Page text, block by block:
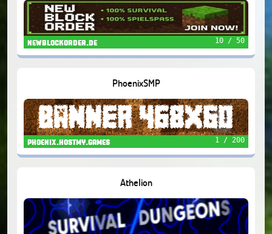
newblockorder.de 10 / 50
PhoenixSMP
phoenix.hostmy.games 1 / 200
Athelion